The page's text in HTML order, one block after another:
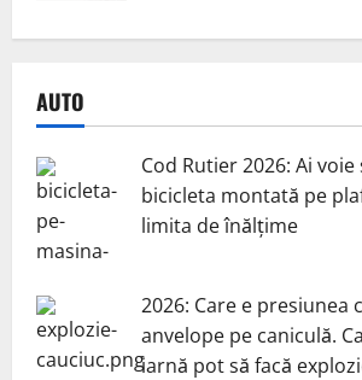
AUTO
Cod Rutier 2026: Ai
bicicleta montată pe
limita de înălțime
2026: Care e presiunea
anvelope pe caniculă.
iarnă pot să facă